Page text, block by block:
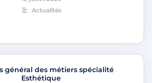
Actualités
général des métiers spécialité
Esthétique